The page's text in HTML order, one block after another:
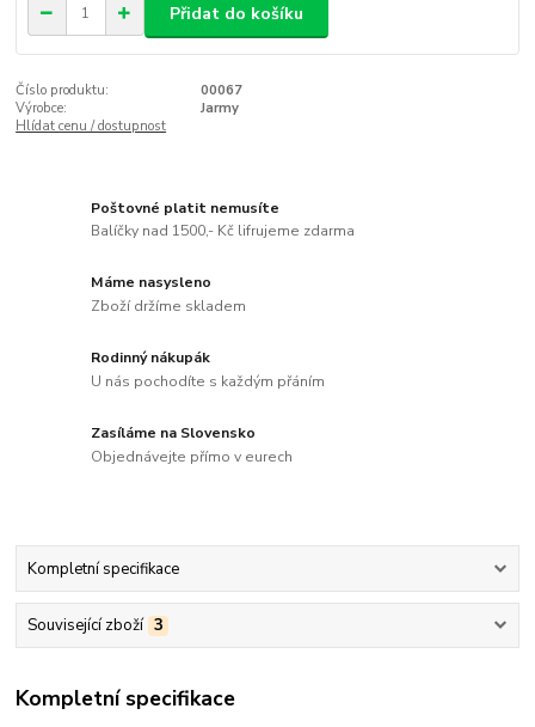
Přidat do košíku
Číslo produktu:
00067
Výrobce:
Jarmy
Hlídat cenu / dostupnost
Poštovné platit nemusíte
Balíčky nad 1500,- Kč lifrujeme zdarma
Máme nasysleno
Zboží držíme skladem
Rodinný nákupák
U nás pochodíte s každým přáním
Zasíláme na Slovensko
Objednávejte přímo v eurech
Kompletní specifikace
Související zboží 3
Kompletní specifikace